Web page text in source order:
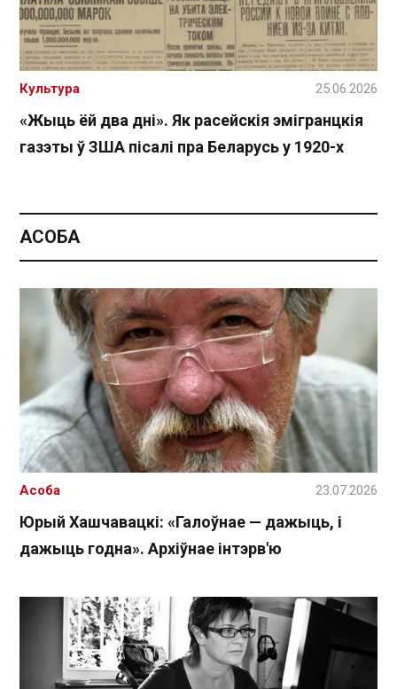
«Жыць ёй два дні». Як расейскія эмігранцкія
газэты ў ЗША пісалі пра Беларусь у 1920-х
Культура 25.06.2026
АСОБА
Юрый Хашчавацкі: «Галоўнае — дажыць, і
дажыць годна». Архіўнае інтэрв'ю
Асоба 23.07.2026